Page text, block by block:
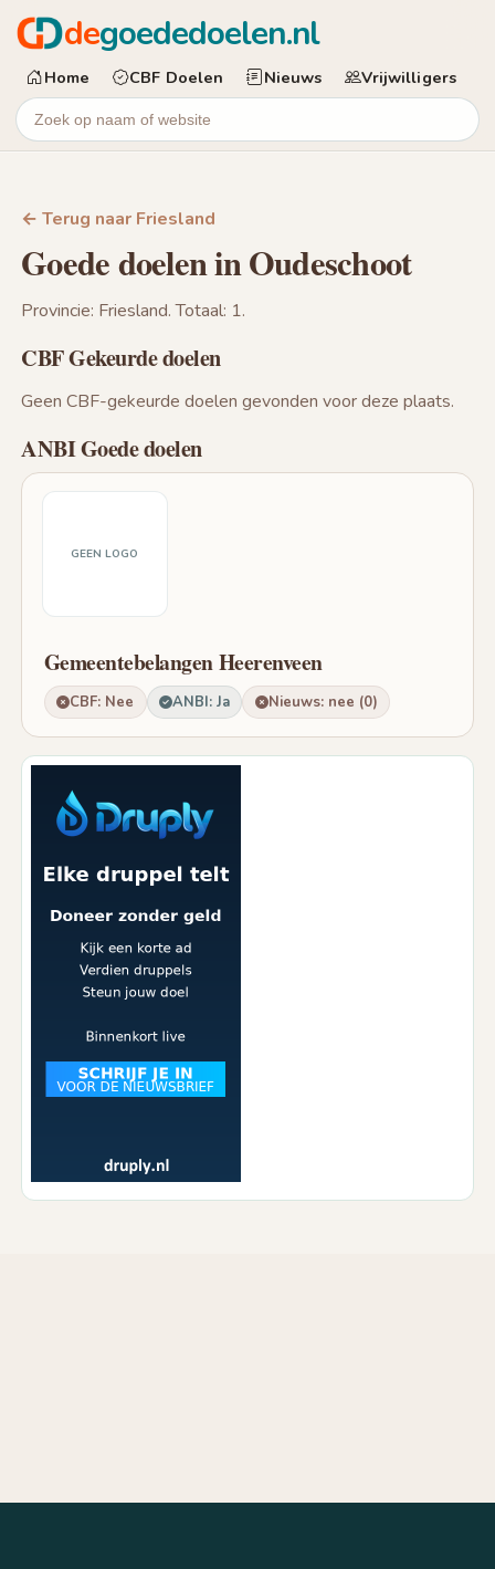
degoededoelen.nl
Home CBF Doelen Nieuws Vrijwilligers
← Terug naar Friesland
Goede doelen in Oudeschoot
Provincie: Friesland. Totaal: 1.
CBF Gekeurde doelen
Geen CBF-gekeurde doelen gevonden voor deze plaats.
ANBI Goede doelen
GEEN LOGO
Gemeentebelangen Heerenveen
CBF: Nee ANBI: Ja Nieuws: nee (0)